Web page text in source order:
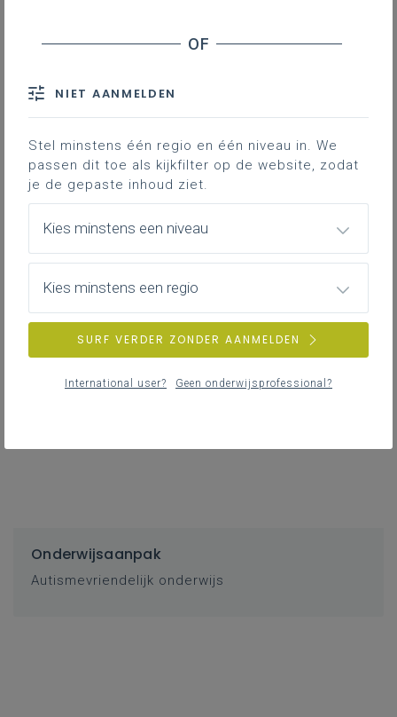
Basisinzichten
Basisinformatie over autisme
Onderwijsaanpak
Autismevriendelijk onderwijs
NIET AANMELDEN
Stel minstens één regio en één niveau in. We
passen dit toe als kijkfilter op de website, zodat
je de gepaste inhoud ziet.
Kies minstens een niveau
Kies minstens een regio
SURF VERDER ZONDER AANMELDEN
International user? Geen onderwijsprofessional?